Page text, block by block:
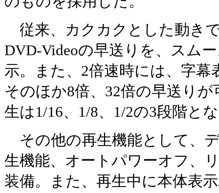
従来、カクカクとした動き
DVD-Videoの早送りを、スム
示。また、2倍速時には、字幕
そのほか8倍、32倍の早送り
生は1/16、1/8、1/2の3段階と
その他の再生機能として、
生機能、オートパワーオフ、
装備。また、再生中に本体表